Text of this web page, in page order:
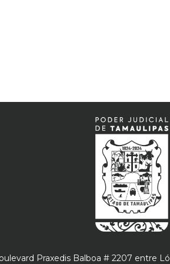
Praxedis Balboa # 2207 entre